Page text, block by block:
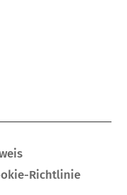
Richtlinie